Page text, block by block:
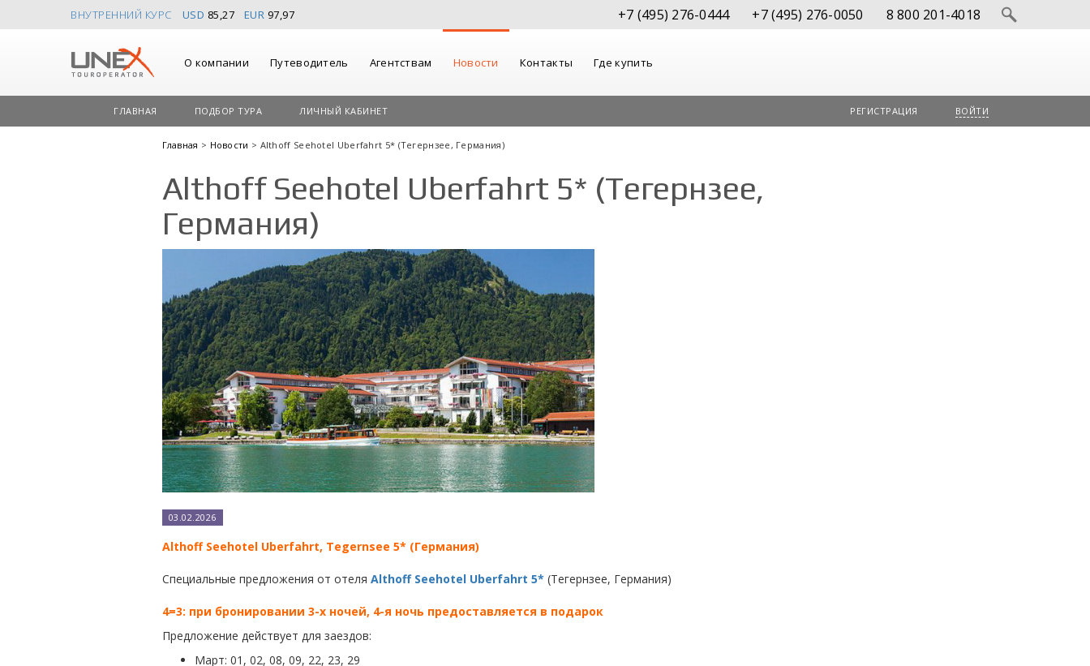
ВНУТРЕННИЙ КУРС USD 85,27 EUR 97,97 +7 (495) 276-0444 +7 (495) 276-0050 8 800 201-4018
О компании Путеводитель Агентствам Новости Контакты Где купить
ГЛАВНАЯ ПОДБОР ТУРА ЛИЧНЫЙ КАБИНЕТ РЕГИСТРАЦИЯ ВОЙТИ
Главная > Новости > Althoff Seehotel Uberfahrt 5* (Тегернзее, Германия)
Althoff Seehotel Uberfahrt 5* (Тегернзее,
Германия)
03.02.2026
Althoff Seehotel Uberfahrt, Tegernsee 5* (Германия)
Специальные предложения от отеля Althoff Seehotel Uberfahrt 5* (Тегернзее, Германия)
4=3: при бронировании 3-х ночей, 4-я ночь предоставляется в подарок
Предложение действует для заездов:
Март: 01, 02, 08, 09, 22, 23, 29